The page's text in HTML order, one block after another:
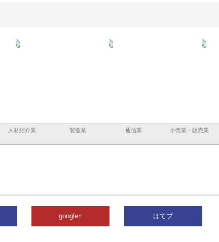
人材紹介業 製造業 通信業 小売業・販売業
google+ はてブ